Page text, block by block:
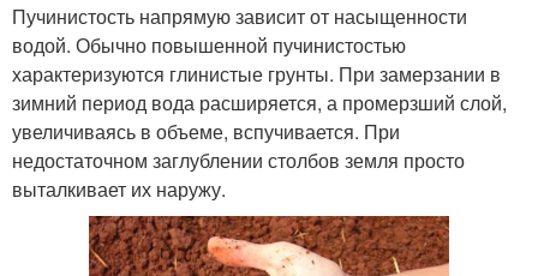
Пучинистость напрямую зависит от насыщенности
водой. Обычно повышенной пучинистостью
характеризуются глинистые грунты. При замерзании в
зимний период вода расширяется, а промерзший слой,
увеличиваясь в объеме, вспучивается. При
недостаточном заглублении столбов земля просто
выталкивает их наружу.